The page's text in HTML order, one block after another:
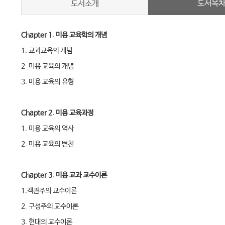
도서소개 도서목차
Chapter 1. 미용 교육학의 개념
1. 교과교육의 개념
2. 미용 교육의 개념
3. 미용 교육의 유형
Chapter 2. 미용 교육과정
1. 미용 교육의 역사
2. 미용 교육의 변천
Chapter 3. 미용 교과 교수이론
1.객관주의 교수이론
2. 구성주의 교수이론
3. 현대의 교수이론